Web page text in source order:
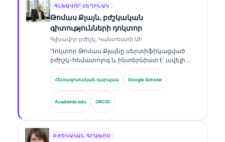
ԳԼԽԱՎՈՐ ՀԵՂԻՆԱԿ
Թոմաս Քլայն, բժշկական
գիտությունների դոկտոր
Գլխավոր բժիշկ, Կանտեստի ԱԻ
Դոկտոր Թոմաս Քլայնը սերտիֆիկացված
բժիշկ-հեմատոլոգ և ինտերնիստ է՝ ավելի
քան 15 տարվա փորձով լաբորատոր
բժշկության և ԱԻ-ի օգնությամբ կլինիկական
վերլուծության ոլորտում։ Որպես Kantesti AI-ի
գլխավոր բժշկական տնօրեն՝ նա ապահովում
է սեփականատիրական նեյրոնային ցանցի
բժշկական ճշգրտության կլինիկական
վերահսկողությունը։ Դոկտոր Քլայնը լայնորեն
հրապարակել է բիոմարկերների
Հետազոտական դարպաս Google Scholar
Academia.edu ORCID
ԲԺՇԿԱԿԱՆ ԳՐԱԽՈՍ